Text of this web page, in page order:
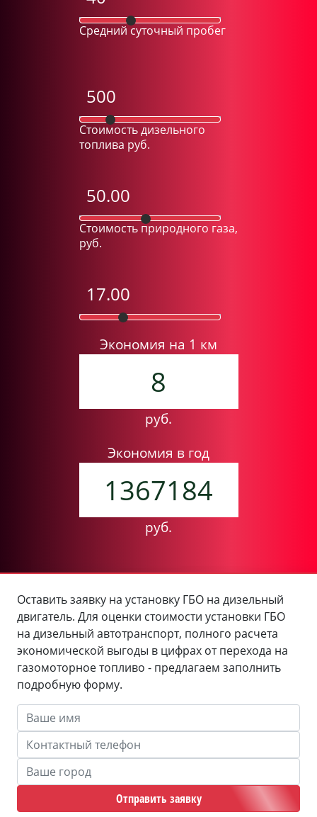
Средний суточный пробег
Стоимость дизельного
топлива руб.
Стоимость природного газа,
руб.
Экономия на 1 км
8
руб.
Экономия в год
1367184
руб.
Оставить заявку на установку ГБО на дизельный
двигатель. Для оценки стоимости установки ГБО
на дизельный автотранспорт, полного расчета
экономической выгоды в цифрах от перехода на
газомоторное топливо - предлагаем заполнить
подробную форму.
Отправить заявку